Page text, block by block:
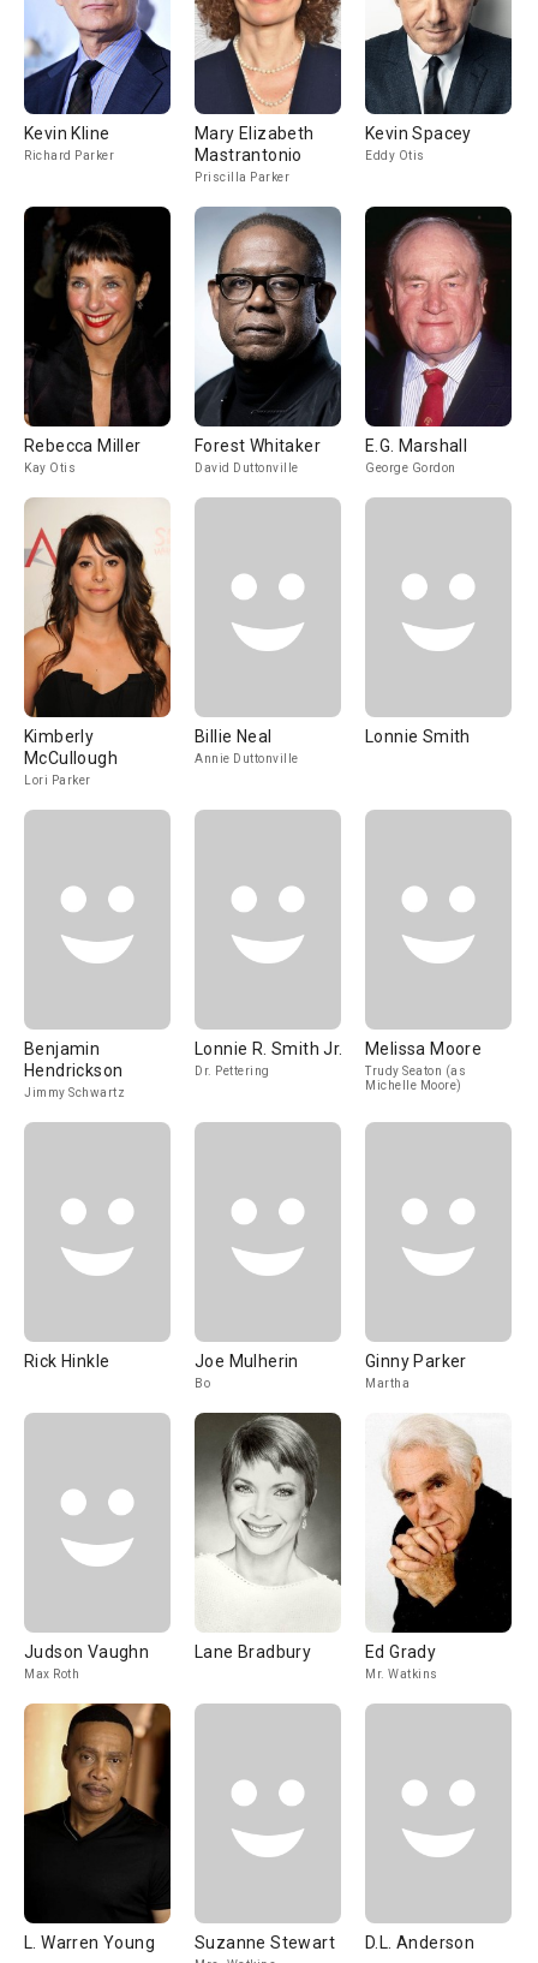
Kevin Kline
Richard Parker
Mary Elizabeth
Mastrantonio
Priscilla Parker
Kevin Spacey
Eddy Otis
Rebecca Miller
Kay Otis
Forest Whitaker
David Duttonville
E.G. Marshall
George Gordon
Kimberly
McCullough
Lori Parker
Billie Neal
Annie Duttonville
Lonnie Smith
Benjamin
Hendrickson
Jimmy Schwartz
Lonnie R. Smith Jr.
Dr. Pettering
Melissa Moore
Trudy Seaton (as
Michelle Moore)
Rick Hinkle Joe Mulherin
Bo
Ginny Parker
Martha
Judson Vaughn
Max Roth
Lane Bradbury Ed Grady
Mr. Watkins
L. Warren Young Suzanne Stewart D.L. Anderson